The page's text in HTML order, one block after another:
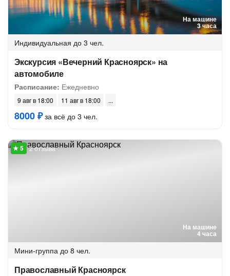
На машине
3 часа
Индивидуальная до 3 чел.
Экскурсия «Вечерний Красноярск» на
автомобиле
Расписание: Ежедневно
9 авг в 18:00 11 авг в 18:00
8000 ₽за всё до 3 чел.
На машине
4 часа
2 отзыва
Мини-группа до 8 чел.
Православный Красноярск